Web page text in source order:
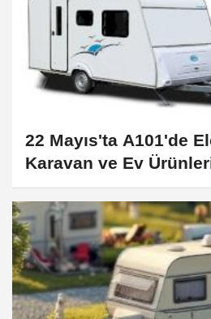
22 Mayıs'ta A101'de
Karavan ve Ev
Sunuluyor